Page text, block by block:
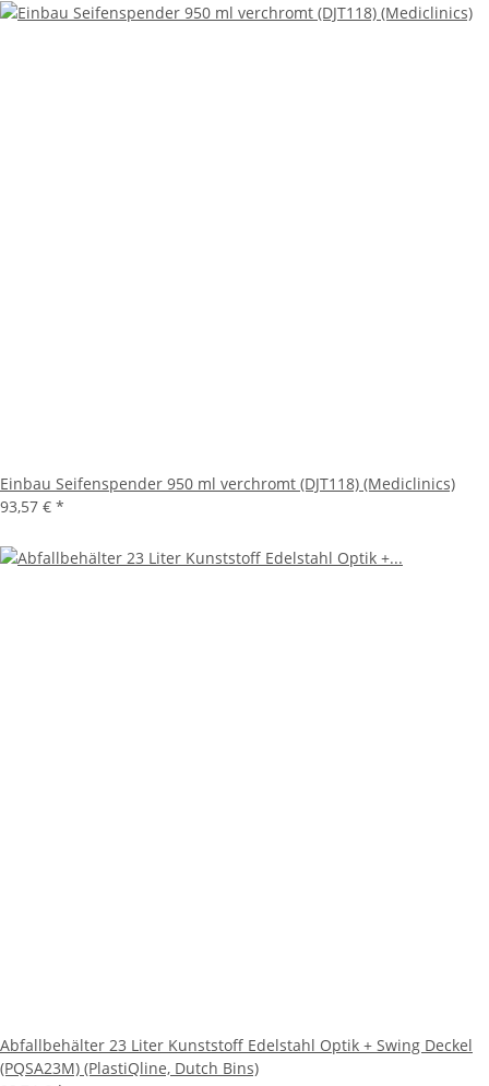
Einbau Seifenspender 950 ml verchromt (DJT118) (Mediclinics)
93,57 € *
Abfallbehälter 23 Liter Kunststoff Edelstahl Optik + Swing Deckel
(PQSA23M) (PlastiQline, Dutch Bins)